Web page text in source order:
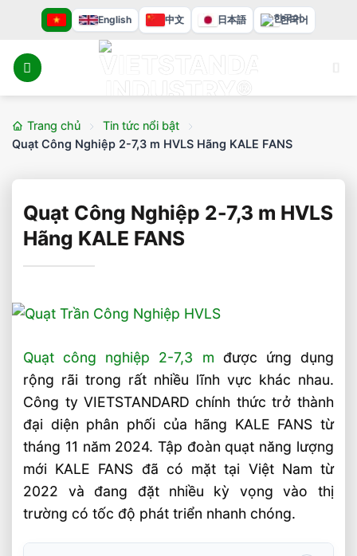
nội
dung
English 中文 日本語 한국어
Trang chủ
Tin tức nổi bật
Quạt Công Nghiệp 2-7,3 m HVLS Hãng KALE FANS
Quạt Công Nghiệp 2-7,3 m HVLS
Hãng KALE FANS
Quạt công nghiệp 2-7,3 m được ứng dụng
rộng rãi trong rất nhiều lĩnh vực khác nhau.
Công ty VIETSTANDARD chính thức trở thành
đại diện phân phối của hãng KALE FANS từ
tháng 11 năm 2024. Tập đoàn quạt năng lượng
mới KALE FANS đã có mặt tại Việt Nam từ
2022 và đang đặt nhiều kỳ vọng vào thị
trường có tốc độ phát triển nhanh chóng.